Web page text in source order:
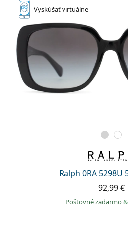
Vyskúšaťvirtuálne
Ralph 0RA 5298U
92,99 €
Poštovné zadarmo&